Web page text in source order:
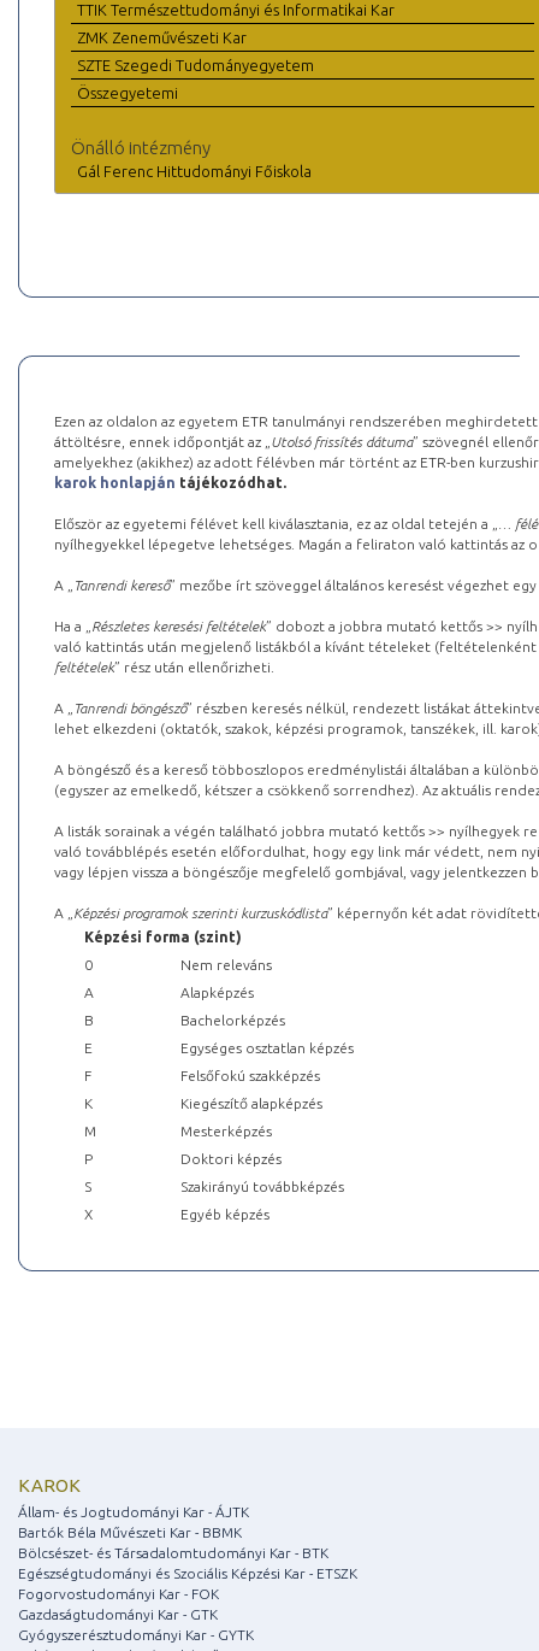
TTIK Természettudományi és Informatikai Kar
ZMK Zeneművészeti Kar
SZTE Szegedi Tudományegyetem
Összegyetemi
Önálló intézmény
Gál Ferenc Hittudományi Főiskola
Ezen az oldalon az egyetem ETR tanulmányi rendszerében
áttöltésre, ennek időpontját az „ Utolsó frissítés dátuma” szövegnél
amelyekhez (akikhez) az adott félévben már történt az ETR-ben
karok honlapján tájékozódhat.
Először az egyetemi félévet kell kiválasztania, ez az oldal tetején a „
…
nyílhegyekkel lépegetve lehetséges. Magán a feliraton való kattintás az
A „ Tanrendi kereső” mezőbe írt szöveggel általános keresést végezhet
Ha a „ Részletes keresési feltételek” dobozt a jobbra mutató kettős >>
való kattintás után megjelenő listákból a kívánt tételeket (feltételenként
feltételek” rész után ellenőrizheti.
A „ Tanrendi böngésző” részben keresés nélkül, rendezett listákat
lehet elkezdeni (oktatók, szakok, képzési programok, tanszékek, ill.
A böngésző és a kereső többoszlopos eredménylistái általában a
(egyszer az emelkedő, kétszer a csökkenő sorrendhez). Az aktuális
A listák sorainak a végén található jobbra mutató kettős >> nyílhegyek
való továbblépés esetén előfordulhat, hogy egy link már védett, nem
vagy lépjen vissza a böngészője megfelelő gombjával, vagy
A „ Képzési programok szerinti kurzuskódlista” képernyőn két adat
Képzési forma (szint)
0
Nem releváns
A
Alapképzés
B
Bachelorképzés
E
Egységes osztatlan képzés
F
Felsőfokú szakképzés
K
Kiegészítő alapképzés
M
Mesterképzés
P
Doktori képzés
S
Szakirányú továbbképzés
X
Egyéb képzés
KAROK
Állam- és Jogtudományi Kar - ÁJTK
Bartók Béla Művészeti Kar - BBMK
Bölcsészet- és Társadalomtudományi Kar - BTK
Egészségtudományi és Szociális Képzési Kar - ETSZK
Fogorvostudományi Kar - FOK
Gazdaságtudományi Kar - GTK
Gyógyszerésztudományi Kar - GYTK